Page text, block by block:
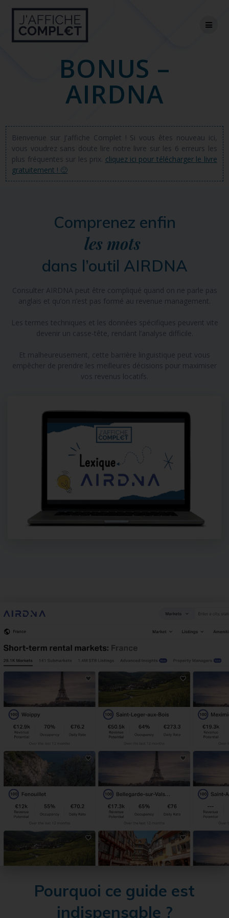
BONUS –
AIRDNA
Bienvenue sur J'affiche Complet ! Si vous êtes nouveau ici,
vous voudrez sans doute lire notre livre sur les 6 erreurs les
plus fréquentes sur les prix. cliquez ici pour télécharger le livre
gratuitement ! 🙂
Comprenez enfin
les mots
dans l’outil AIRDNA
Consulter AIRDNA peut être compliqué quand on ne parle pas
anglais et qu’on n’est pas formé au revenue management.
Les termes techniques et les données spécifiques peuvent vite
devenir un casse-tête, rendant l’analyse difficile.
Et malheureusement, cette barrière linguistique peut vous
empêcher de prendre les meilleures décisions pour maximiser
vos revenus locatifs.
Pourquoi ce guide est
indispensable ?